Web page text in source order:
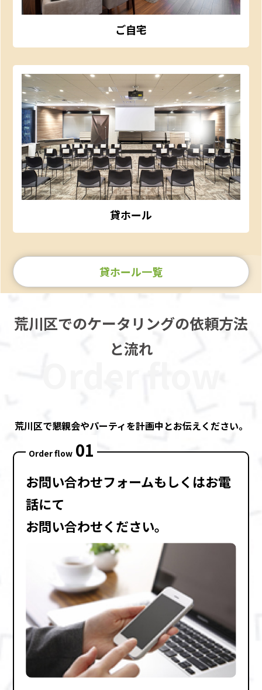
ご自宅
貸ホール
貸ホール一覧
荒川区でのケータリングの依頼方法
と流れ
荒川区で懇親会やパーティを計画中とお伝えください。
Order flow 01
お問い合わせフォームもしくはお電
話にて
お問い合わせください。